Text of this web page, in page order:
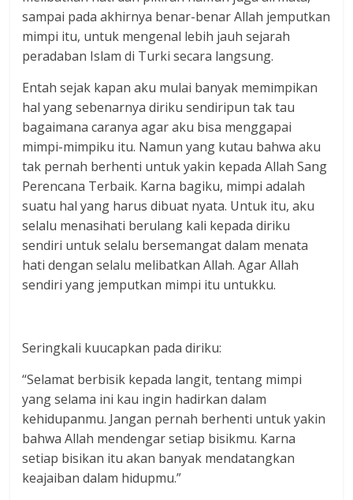
sampai pada akhirnya benar-benar Allah jemputkan
mimpi itu, untuk mengenal lebih jauh sejarah
peradaban Islam di Turki secara langsung.
Entah sejak kapan aku mulai banyak memimpikan
hal yang sebenarnya diriku sendiripun tak tau
bagaimana caranya agar aku bisa menggapai
mimpi-mimpiku itu. Namun yang kutau bahwa aku
tak pernah berhenti untuk yakin kepada Allah Sang
Perencana Terbaik. Karna bagiku, mimpi adalah
suatu hal yang harus dibuat nyata. Untuk itu, aku
selalu menasihati berulang kali kepada diriku
sendiri untuk selalu bersemangat dalam menata
hati dengan selalu melibatkan Allah. Agar Allah
sendiri yang jemputkan mimpi itu untukku.
Seringkali kuucapkan pada diriku:
“Selamat berbisik kepada langit, tentang mimpi
yang selama ini kau ingin hadirkan dalam
kehidupanmu. Jangan pernah berhenti untuk yakin
bahwa Allah mendengar setiap bisikmu. Karna
setiap bisikan itu akan banyak mendatangkan
keajaiban dalam hidupmu.”